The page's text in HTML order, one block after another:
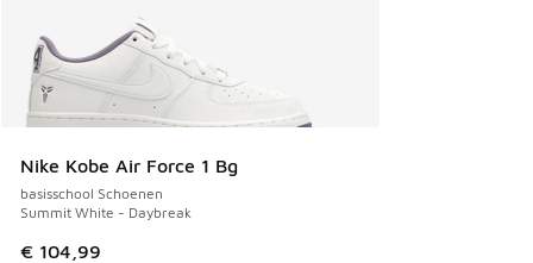
Nike Kobe Air Force 1 Bg
basisschool Schoenen
Summit White - Daybreak
€ 104,99